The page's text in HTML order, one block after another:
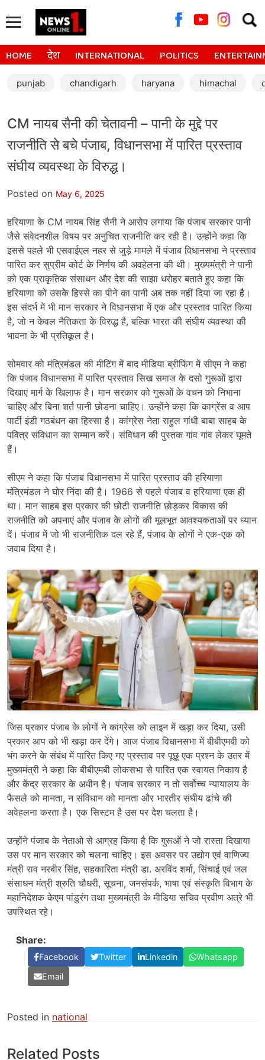
for:
HOME देश INTERNATIONAL POLITICS
punjab chandigarh haryana himachal
CM नायब सैनी की चेतावनी – पानी के मुद्दे पर
राजनीति से बचे पंजाब, विधानसभा में पारित प्रस्ताव
संघीय व्यवस्था के विरुद्ध।
Posted on May 6, 2025
हरियाणा के CM नायब सिंह सैनी ने आरोप लगाया कि पंजाब सरकार पानी
जैसे संवेदनशील विषय पर अनुचित राजनीति कर रही है। उन्होंने कहा कि
इससे पहले भी एसवाईएल नहर से जुड़े मामले में पंजाब विधानसभा ने प्रस्ताव
पारित कर सुप्रीम कोर्ट के निर्णय की अवहेलना की थी। मुख्यमंत्री ने पानी
को एक प्राकृतिक संसाधन और देश की साझा धरोहर बताते हुए कहा कि
हरियाणा को उसके हिस्से का पीने का पानी अब तक नहीं दिया जा रहा है।
इस संदर्भ में भी मान सरकार ने विधानसभा में एक और प्रस्ताव पारित किया
है, जो न केवल नैतिकता के विरुद्ध है, बल्कि भारत की संघीय व्यवस्था की
भावना के भी प्रतिकूल है।
सोमवार को मंत्रिमंडल की मीटिंग में बाद मीडिया ब्रीफिंग में सीएम ने कहा
कि पंजाब विधानसभा में पारित प्रस्ताव सिख समाज के दसो गुरूओं द्वारा
दिखाए मार्ग के खिलाफ है। मान सरकार को गुरूओं के वचन को निभाना
चाहिए और बिना शर्त पानी छोडना चाहिए। उन्होंने कहा कि काग्रेंस व आप
पार्टी इंडी गठबंधन का हिस्सा है। कांग्रेस नेता राहुल गांधी बाबा साहब के
पवित्र संविधान का सम्मान करें। संविधान की पुस्तक गांव गांव लेकर घूमते
हैं।
सीएम ने कहा कि पंजाब विधानसभा में पारित प्रस्ताव की हरियाणा
मंत्रिमंडल ने घोर निंदा की है। 1966 से पहले पंजाब व हरियाणा एक ही
था। मान साहब इस प्रकार की छोटी राजनीति छोड़कर विकास की
राजनीति को अपनाएं और पंजाब के लोगों की मूलभूत आवश्यकताओं पर ध्यान
दें। पंजाब में जो भी राजनीतिक दल रहे हैं, पंजाब के लोगों ने एक-एक को
जवाब दिया है।
जिस प्रकार पंजाब के लोगों ने कांग्रेस को लाइन में खड़ा कर दिया, उसी
प्रकार आप को भी खड़ा कर देंगे। आज पंजाब विधानसभा में बीबीएमबी को
भंग करने के संबंध में पारित किए गए प्रस्ताव पर पूछू एक प्रश्न के उतर में
मुख्यमंत्री ने कहा कि बीबीएमबी लोकसभा से पारित एक स्वायत निकाय है
और केंद्र सरकार के अधीन है। पंजाब सरकार न तो सर्वोच्च न्यायालय के
फैसले को मानता, न संविधान को मानता और भारतीर संघीय ढांचे की
अवेहलना करता है। एक सिस्टम है उस पर देश चलता है।
उन्होंने पंजाब के नेताओ से आग्रह किया है कि गुरूओं ने जो रास्ता दिखाया
उस पर मान सरकार को चलना चाहिए। इस अवसर पर उद्योग एवं वाणिज्य
मंत्री राव नरबीर सिंह, सहकारिता मंत्री डा. अरविंद शर्मा, सिंचाई एवं जल
संसाधन मंत्री श्रुति चौधरी, सूचना, जनसंपर्क, भाषा एवं संस्कृति विभाग के
महानिदेशक केएम पांडुरंग तथा मुख्यमंत्री के मीडिया सचिव प्रवीण अत्रे भी
उपस्थित रहे।
Share:
Facebook Twitter Linkedin
Whatsapp
Email
Posted in national
Related Posts